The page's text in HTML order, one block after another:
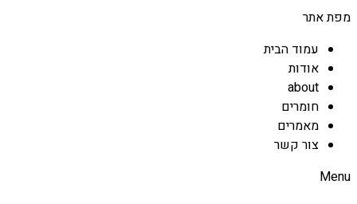
מפת אתר
עמוד הבית
אודות
about
חומרים
מאמרים
צור קשר
Menu